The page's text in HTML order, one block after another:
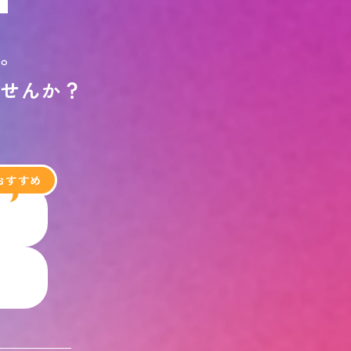
。
せんか ？